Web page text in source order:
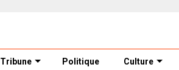
Tribune Politique Culture